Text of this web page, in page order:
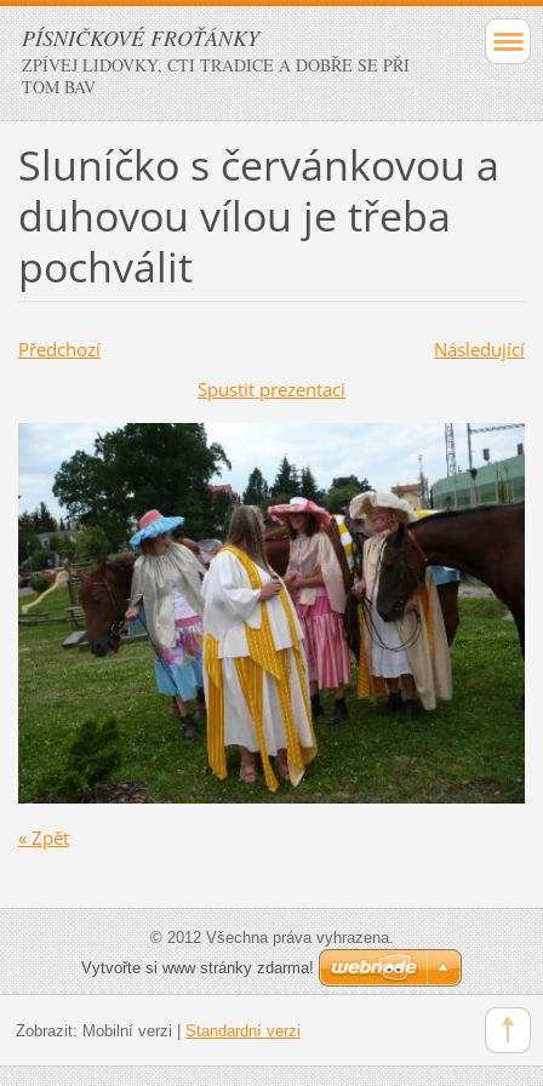
PÍSNIČKOVÉ FROŤÁNKY
ZPÍVEJ LIDOVKY, CTI TRADICE A DOBŘE SE PŘI
TOM BAV
Sluníčko s červánkovou a
duhovou vílou je třeba
pochválit
Předchozí
Následující
Spustit prezentaci
« Zpět
© 2012 Všechna práva vyhrazena.
Vytvořte si www stránky zdarma!
Zobrazit: Mobilní verzi Standardní verzi